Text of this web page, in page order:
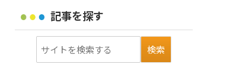
記事を探す